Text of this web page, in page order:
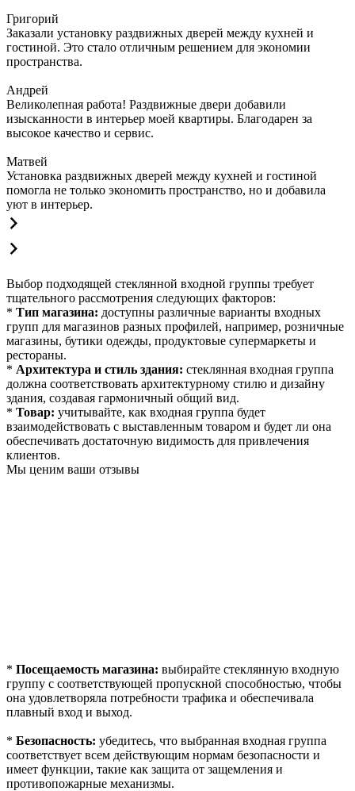
Григорий
Заказали установку раздвижных дверей между кухней и
гостиной. Это стало отличным решением для экономии
пространства.
Андрей
Великолепная работа! Раздвижные двери добавили
изысканности в интерьер моей квартиры. Благодарен за
высокое качество и сервис.
Матвей
Установка раздвижных дверей между кухней и гостиной
помогла не только экономить пространство, но и добавила
уют в интерьер.
Выбор подходящей стеклянной входной группы требует
тщательного рассмотрения следующих факторов:
* Тип магазина: доступны различные варианты входных
групп для магазинов разных профилей, например, розничные
магазины, бутики одежды, продуктовые супермаркеты и
рестораны.
* Архитектура и стиль здания: стеклянная входная группа
должна соответствовать архитектурному стилю и дизайну
здания, создавая гармоничный общий вид.
* Товар: учитывайте, как входная группа будет
взаимодействовать с выставленным товаром и будет ли она
обеспечивать достаточную видимость для привлечения
клиентов.
Мы ценим ваши отзывы
* Посещаемость магазина: выбирайте стеклянную входную
группу с соответствующей пропускной способностью, чтобы
она удовлетворяла потребности трафика и обеспечивала
плавный вход и выход.
* Безопасность: убедитесь, что выбранная входная группа
соответствует всем действующим нормам безопасности и
имеет функции, такие как защита от защемления и
противопожарные механизмы.